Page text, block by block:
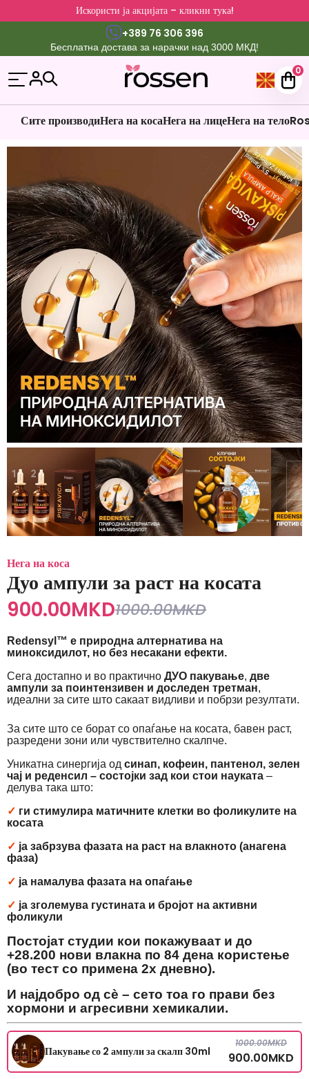
Искористи ја акцијата – кликни тука!
+389 76 306 396
Бесплатна достава за нарачки над 3000 МКД!
0
Сите производиНега на косаНега на лицеНега на тело
Нега на коса
Дуо ампули за раст на косата
900.00MKD1000.00MKD
Redensyl™ е природна алтернатива на
миноксидилот, но без несакани ефекти.
Сега достапно и во практично ДУО пакување, две
ампули за поинтензивен и доследен третман,
идеални за сите што сакаат видливи и побрзи резултати.
За сите што се борат со опаѓање на косата, бавен раст,
разредени зони или чувствително скалпче.
Уникатна синергија од синап, кофеин, пантенол, зелен
чај и реденсил – состојки зад кои стои науката –
делува така што:
✓ ги стимулира матичните клетки во фоликулите на
косата
✓ ја забрзува фазата на раст на влакното (анагена
фаза)
✓ ја намалува фазата на опаѓање
✓ ја зголемува густината и бројот на активни
фоликули
Постојат студии кои покажуваат и до
+28.200 нови влакна по 84 дена користење
(во тест со примена 2x дневно).
И најдобро од сè – сето тоа го прави без
хормони и агресивни хемикалии.
Пакување со 2 ампули за скалп 30ml
1000.00MKD
900.00MKD